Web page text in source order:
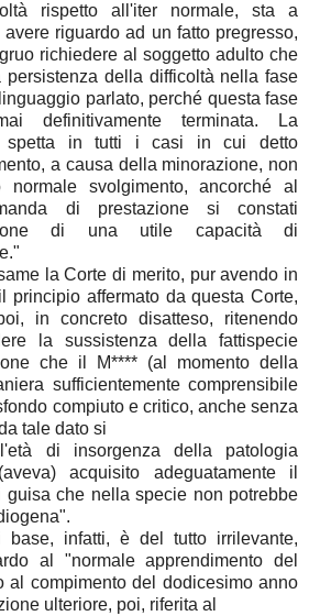
rispetto all'iter normale, sta a
riguardo ad un fatto pregresso,
richiedere al soggetto adulto che
persistenza della difficoltà nella fase
parlato, perché questa fase
definitivamente terminata. La
spetta in tutti i casi in cui detto
a causa della minorazione, non
svolgimento, ancorché al
di prestazione si constati
di una utile capacità di
la Corte di merito, pur avendo in
principio affermato da questa Corte,
in concreto disatteso, ritenendo
la sussistenza della fattispecie
che il M**** (al momento della
sufficientemente comprensibile
compiuto e critico, anche senza
tale dato si
di insorgenza della patologia
acquisito adeguatamente il
guisa che nella specie non potrebbe
base, infatti, è del tutto irrilevante,
al "normale apprendimento del
al compimento del dodicesimo anno
ulteriore, poi, riferita al